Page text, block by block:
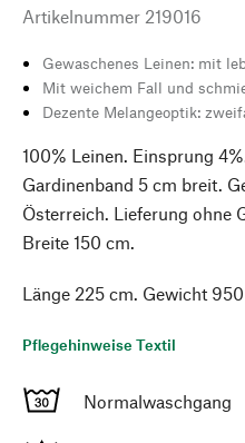
Artikelnummer 219016
Gewaschenes Leinen: mit
Mit weichem Fall und
Dezente Melangeoptik:
100% Leinen. Einsprung
Gardinenband 5 cm breit.
Österreich. Lieferung ohne
Breite 150 cm.
Länge 225 cm. Gewicht
Pflegehinweise Textil
Normalwaschgang